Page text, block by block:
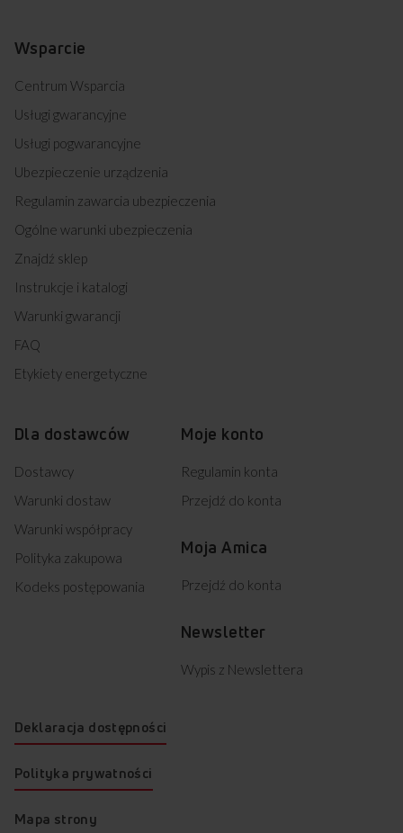
Wsparcie
Centrum Wsparcia
Usługi gwarancyjne
Usługi pogwarancyjne
Ubezpieczenie urządzenia
Regulamin zawarcia ubezpieczenia
Ogólne warunki ubezpieczenia
Znajdź sklep
Instrukcje i katalogi
Warunki gwarancji
FAQ
Etykiety energetyczne
Dla dostawców
Dostawcy
Warunki dostaw
Warunki współpracy
Polityka zakupowa
Kodeks postępowania
Moje konto
Regulamin konta
Przejdź do konta
Moja Amica
Przejdź do konta
Newsletter
Wypis z Newslettera
Deklaracja dostępności
Polityka prywatności
Mapa strony